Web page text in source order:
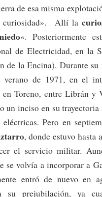
de esa misma
curiosidad». Allí la
«. Posteriormente
de Electricidad, en la
de la Encina). Durante su
verano de 1971, en el
en Toreno, entre Librán y
un inciso en su
eléctricas. Pero en
, donde estuvo hasta
el servicio militar.
se volvía a incorporar a
entró de nuevo en
su prejubilación, ya